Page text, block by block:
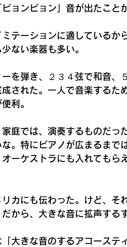
ョンビョン」音が出たこと
テーションに適しているか
ない楽器も多い。
を弾き、２３４弦で和音、
された。一人で音楽するた
利。
庭では、演奏するものだっ
。特にピアノが広まるまで
ーケストラにも入れてもら
カにも伝わった。けど、そ
から、大きな音に拡声する
大きな音のするアコーステ